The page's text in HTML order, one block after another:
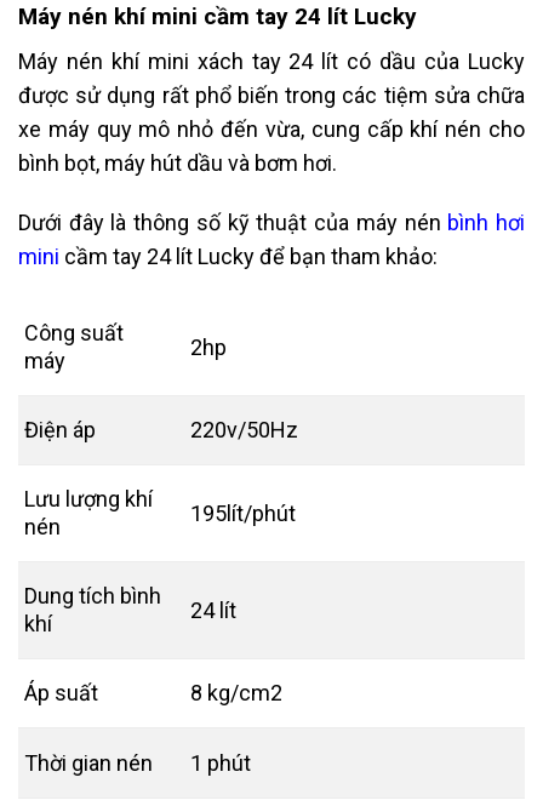
Máy nén khí mini cầm tay 24 lít Lucky
Máy nén khí mini xách tay 24 lít có dầu của Lucky
được sử dụng rất phổ biến trong các tiệm sửa chữa
xe máy quy mô nhỏ đến vừa, cung cấp khí nén cho
bình bọt, máy hút dầu và bơm hơi.
Dưới đây là thông số kỹ thuật của máy nén bình hơi
mini cầm tay 24 lít Lucky để bạn tham khảo:
Công suất
máy
2hp
Điện áp 220v/50Hz
Lưu lượng khí
nén
195lít/phút
Dung tích bình
khí
24 lít
Áp suất 8 kg/cm2
Thời gian nén 1 phút